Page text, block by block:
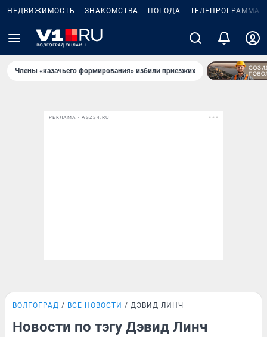
НЕДВИЖИМОСТЬ ЗНАКОМСТВА ПОГОДА ТЕЛЕПРОГРАММА
Члены «казачьего формирования» избили приезжих
РЕКЛАМА • ASZ34.RU
ВОЛГОГРАД ВСЕ НОВОСТИ ДЭВИД ЛИНЧ
Новости по тэгу Дэвид Линч